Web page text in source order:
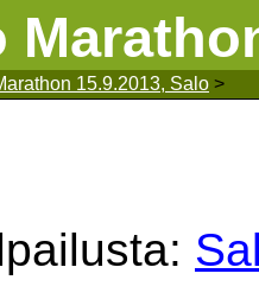
15.9.2013, Salo >